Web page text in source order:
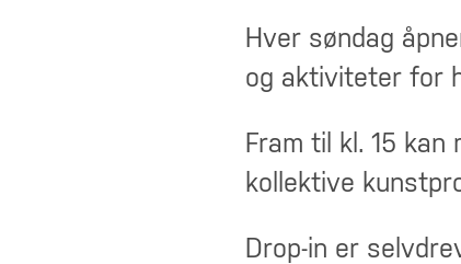
Hver søndag
og aktiviteter for
Fram til kl. 15
kollektive
Drop-in er